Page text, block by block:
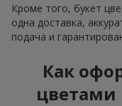
Кроме того, букет
одна доставка,
подача и
Как